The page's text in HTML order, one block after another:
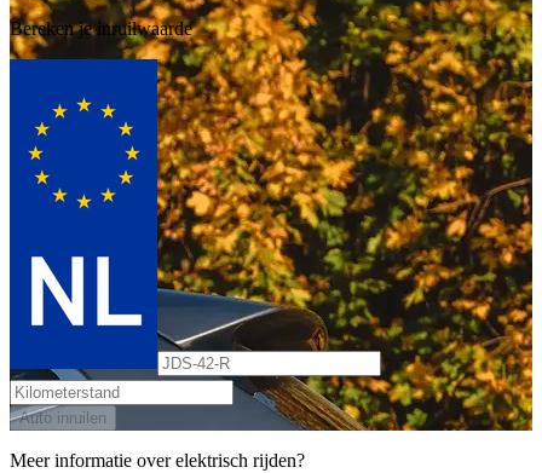
Bereken je inruilwaarde
Auto inruilen
Meer informatie over elektrisch rijden?